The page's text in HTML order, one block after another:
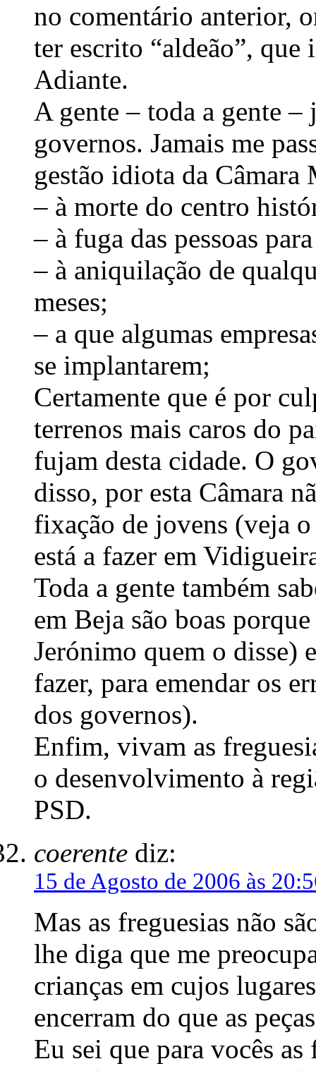
no comentário anterior,
ter escrito “aldeão”, que
Adiante.
A gente – toda a gente –
governos. Jamais me
gestão idiota da
– à morte do centro
– à fuga das pessoas
– à aniquilação de
meses;
– a que algumas
se implantarem;
Certamente que é por
terrenos mais caros do
fujam desta cidade. O
disso, por esta Câmara
fixação de jovens (veja
está a fazer em
Toda a gente também
em Beja são boas
Jerónimo quem o disse)
fazer, para emendar os
dos governos).
Enfim, vivam as
o desenvolvimento à
PSD.
coerente diz:
15 de Agosto de 2006 às
Mas as freguesias não
lhe diga que me
crianças em cujos
encerram do que as
Eu sei que para vocês